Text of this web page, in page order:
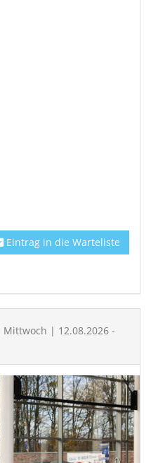
Eintrag in die Warteliste
Mittwoch | 12.08.2026 -